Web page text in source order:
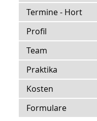
Termine - Hort
Profil
Team
Praktika
Kosten
Formulare